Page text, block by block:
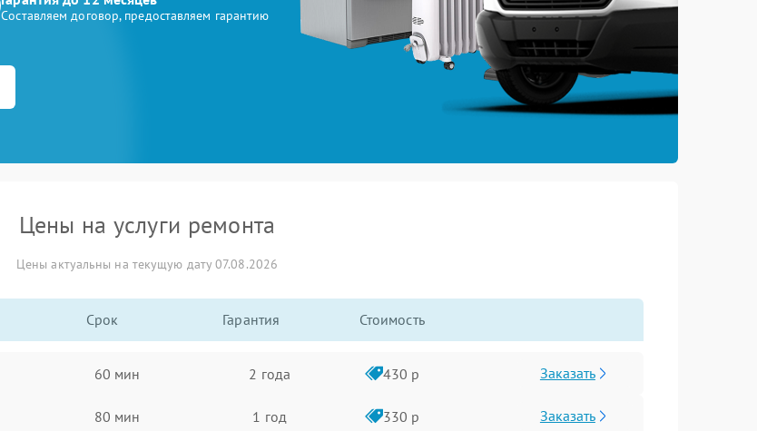
Составляем договор, предоставляем гарантию
Цены на услуги ремонта
Цены актуальны на текущую дату 07.08.2026
Срок Гарантия Стоимость
60 мин 2 года 430 р Заказать
80 мин 1 год 330 р Заказать